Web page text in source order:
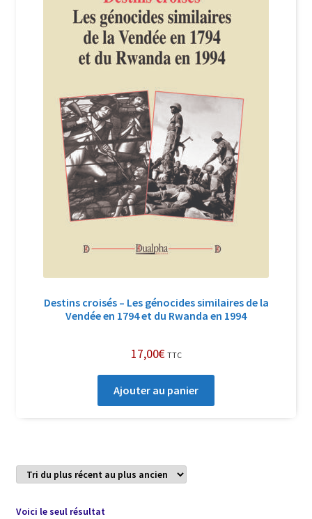
Login Customizer
Nous Contacter
Politique de confidentialité et cookies
Qui sommes-nous ?
Soutien à Philippe Randa
Suivi de la Commande
Destins croisés – Les génocides similaires de la
Vendée en 1794 et du Rwanda en 1994
17,00€ TTC
Ajouter au panier
Voici le seul résultat